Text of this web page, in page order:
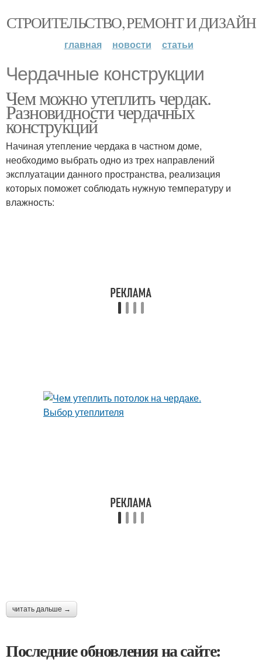
СТРОИТЕЛЬСТВО, РЕМОНТ И ДИЗАЙН
главная новости статьи
Чердачные конструкции
Чем можно утеплить чердак.
Разновидности чердачных
конструкций
Начиная утепление чердака в частном доме,
необходимо выбрать одно из трех направлений
эксплуатации данного пространства, реализация
которых поможет соблюдать нужную температуру и
влажность:
читать дальше →
Последние обновления на сайте: